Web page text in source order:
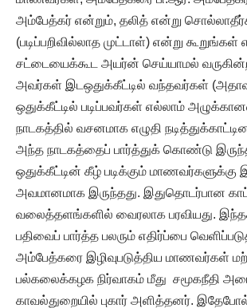
அம்பேத்கர் என்றும், தலித் என்று
(படிப்பறிவில்லாத முட்டாள்) என்று கூறுங்கள்
சட்டையைக்கூட அயர்ன் செய்யாமல்
அவர்கள் இடஒதுக்கீட்டில் வந்தவர்கள்
ஒதுக்கீட்டில் படிப்பவர்கள் எல்லாம்
நாடகத்தில் வசனமாக எழுதி
அந்த நாடகத்தைப் பார்த்துக் கொண்டு
ஒதுக்கீட்டின் கீழ் படிக்கும் மாணவர்களுக்கு
அவமானமாக இருந்தது. இதுதொடர்பான
வலைத்தளங்களில் வைரலாக பரவியது.
பதிவைப் பார்த்த பலரும் எதிர்ப்பை
அம்பேத்கரை இழிவுபடுத்திய மாணவர்கள்
பல்கலைக்கழக நிர்வாகம் மீது சமூகநீதி
காவல்துறையில் புகார் அளித்தனர்.